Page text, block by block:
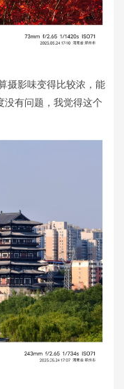
摄影味变得比较浓，能
没有问题，我觉得这个